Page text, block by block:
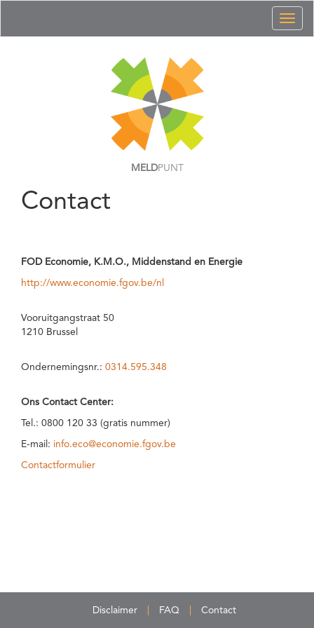
MELDPUNT
Contact
FOD Economie, K.M.O., Middenstand en Energie
http://www.economie.fgov.be/nl
Vooruitgangstraat 50
1210 Brussel
Ondernemingsnr.: 0314.595.348
Ons Contact Center:
Tel.: 0800 120 33 (gratis nummer)
E-mail: info.eco@economie.fgov.be
Contactformulier
Disclaimer FAQ Contact